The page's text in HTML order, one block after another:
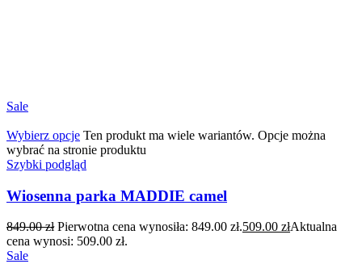
Sale
Wybierz opcje Ten produkt ma wiele wariantów. Opcje można
wybrać na stronie produktu
Szybki podgląd
Wiosenna parka MADDIE camel
849.00zł Pierwotna cena wynosiła: 849.00 zł.509.00 złAktualna
cena wynosi: 509.00 zł.
Sale